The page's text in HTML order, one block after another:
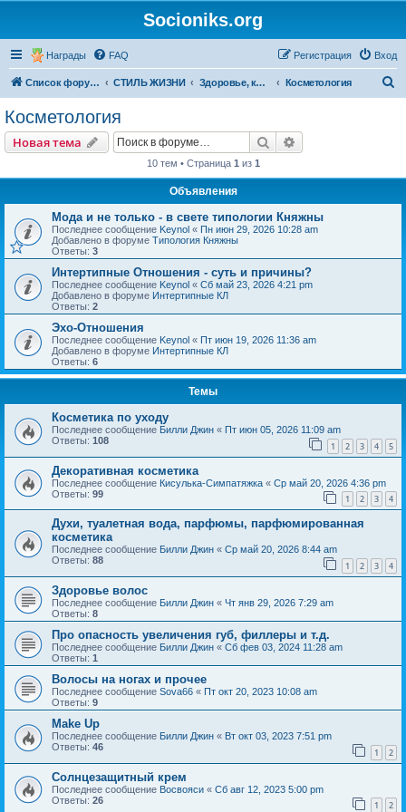
Socioniks.org
Награды FAQ Вход
Регистрация
Список форумов СТИЛЬ ЖИЗНИ Здоровье, красота, медицина Косметология
Косметология
Новая тема Поиск
10 тем • Страница 1 из 1
Объявления
Мода и не только - в свете типологии Княжны
Последнее сообщение Keynol « Пн июн 29, 2026 10:28 am
Добавлено в форуме Типология Княжны
Ответы: 3
Интертипные Отношения - суть и причины?
Последнее сообщение Keynol « Сб май 23, 2026 4:21 pm
Добавлено в форуме Интертипные КЛ
Ответы: 2
Эхо-Отношения
Последнее сообщение Keynol « Пт июн 19, 2026 11:36 am
Добавлено в форуме Интертипные КЛ
Ответы: 6
Темы
Косметика по уходу
Последнее сообщение Билли Джин « Пт июн 05, 2026 11:09 am
Ответы: 108 1 2 3 4 5
Декоративная косметика
Последнее сообщение Кисулька-Симпатяжка « Ср май 20, 2026 4:36 pm
Ответы: 99 1 2 3 4
Духи, туалетная вода, парфюмы, парфюмированная
косметика
Последнее сообщение Билли Джин « Ср май 20, 2026 8:44 am
Ответы: 88 1 2 3 4
Здоровье волос
Последнее сообщение Билли Джин « Чт янв 29, 2026 7:29 am
Ответы: 8
Про опасность увеличения губ, филлеры и т.д.
Последнее сообщение Билли Джин « Сб фев 03, 2024 11:28 am
Ответы: 1
Волосы на ногах и прочее
Последнее сообщение Sova66 « Пт окт 20, 2023 10:08 am
Ответы: 9
Make Up
Последнее сообщение Билли Джин « Вт окт 03, 2023 7:51 pm
Ответы: 46 1 2
Солнцезащитный крем
Последнее сообщение Восвояси « Сб авг 12, 2023 5:00 pm
Ответы: 26 1 2